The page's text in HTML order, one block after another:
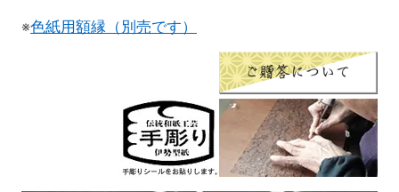
※色紙用額縁（別売です）